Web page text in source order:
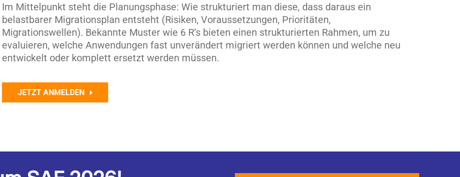
Im Mittelpunkt steht die Planungsphase: Wie strukturiert man diese, dass daraus ein
belastbarer Migrationsplan entsteht (Risiken, Voraussetzungen, Prioritäten,
Migrationswellen). Bekannte Muster wie 6 R’s bieten einen strukturierten Rahmen, um zu
evaluieren, welche Anwendungen fast unverändert migriert werden können und welche neu
entwickelt oder komplett ersetzt werden müssen.
JETZT ANMELDEN